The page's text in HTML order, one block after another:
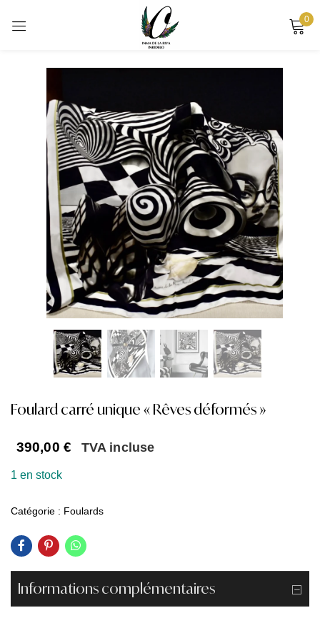
0
Foulard carré unique « Rêves déformés »
390,00 € TVA incluse
1 en stock
Catégorie : Foulards
Informations complémentaires
Sign in
Remember me Lost password?
LOG IN
CREATE AN ACCOUNT